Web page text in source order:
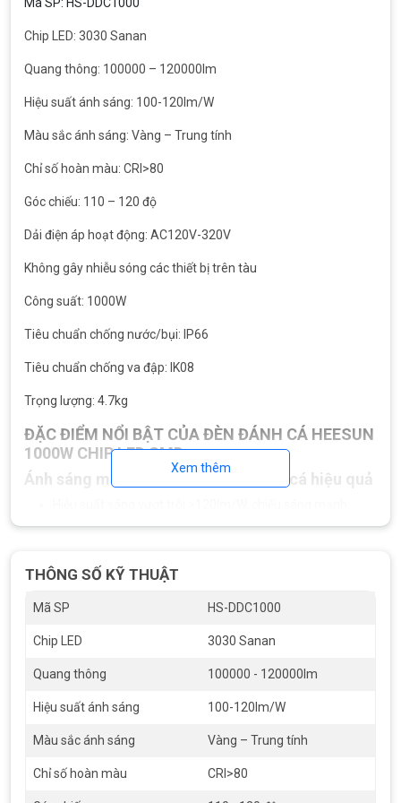
Chip LED: 3030 Sanan
Quang thông: 100000 – 120000lm
Hiệu suất ánh sáng: 100-120lm/W
Màu sắc ánh sáng: Vàng – Trung tính
Chỉ số hoàn màu: CRI>80
Góc chiếu: 110 – 120 độ
Dải điện áp hoạt động: AC120V-320V
Không gây nhiễu sóng các thiết bị trên tàu
Công suất: 1000W
Tiêu chuẩn chống nước/bụi: IP66
Tiêu chuẩn chống va đập: IK08
Trọng lượng: 4.7kg
ĐẶC ĐIỂM NỔI BẬT CỦA ĐÈN ĐÁNH CÁ HEESUN
1000W CHIP LED SMD
Ánh sáng mạnh – Chiếu sâu, thu hút cá hiệu quả
đồng đều.
120°,giúp thu hút cá – mực vượt trội hơn các loại đèn
Xem thêm
THÔNG SỐ KỸ THUẬT
Mã SP HS-DDC1000
Chip LED 3030 Sanan
Quang thông 100000 - 120000lm
Hiệu suất ánh sáng 100-120lm/W
Màu sắc ánh sáng Vàng – Trung tính
Chỉ số hoàn màu CRI>80